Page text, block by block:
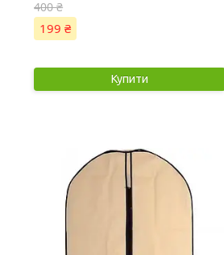
400 ₴
199 ₴
Купити